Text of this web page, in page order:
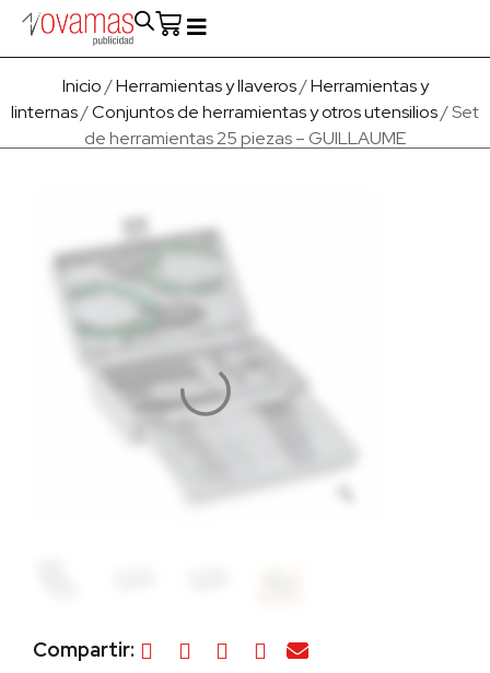
Inicio/Herramientas y llaveros/Herramientas y
linternas/Conjuntos de herramientas y otros utensilios/ Set
de herramientas 25 piezas – GUILLAUME
Compartir: